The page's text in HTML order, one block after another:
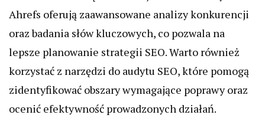
Ahrefs oferują zaawansowane analizy konkurencji
oraz badania słów kluczowych, co pozwala na
lepsze planowanie strategii SEO. Warto również
korzystać z narzędzi do audytu SEO, które pomogą
zidentyfikować obszary wymagające poprawy oraz
ocenić efektywność prowadzonych działań.